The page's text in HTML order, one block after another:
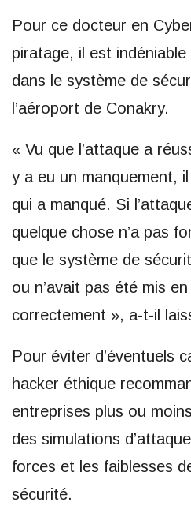
Pour ce docteur en
piratage, il est indéniable
dans le système de
l’aéroport de Conakry.
« Vu que l’attaque a
y a eu un manquement,
qui a manqué. Si
quelque chose n’a pas
que le système de
ou n’avait pas été mis
correctement », a-t-il
Pour éviter d’éventuels
hacker éthique
entreprises plus ou
des simulations
forces et les faiblesses
sécurité.